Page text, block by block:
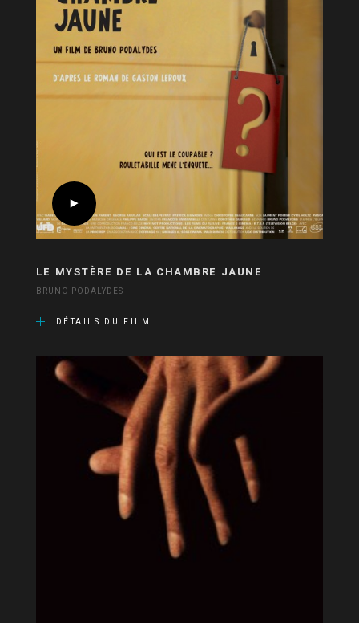
LE MYSTÈRE DE LA CHAMBRE JAUNE
BRUNO PODALYDES
DÉTAILS DU FILM